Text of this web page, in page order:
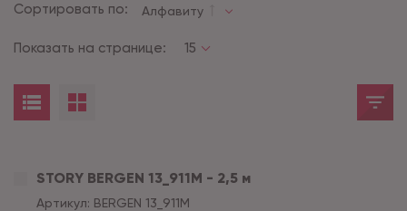
Сортировать по: Алфавиту
Показать на странице: 15
STORY BERGEN 13_911M - 2,5 м
Артикул: BERGEN 13_911M